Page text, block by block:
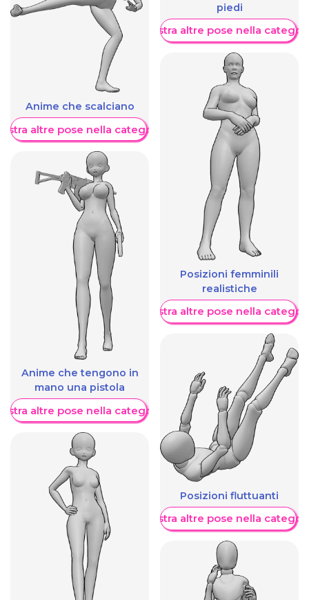
Anime che scalciano
altre pose nella categoria
Anime che tengono in
mano una pistola
altre pose nella categoria
piedi
Mostra altre pose nella
Posizioni femminili
realistiche
Mostra altre pose nella
Posizioni fluttuanti
Mostra altre pose nella